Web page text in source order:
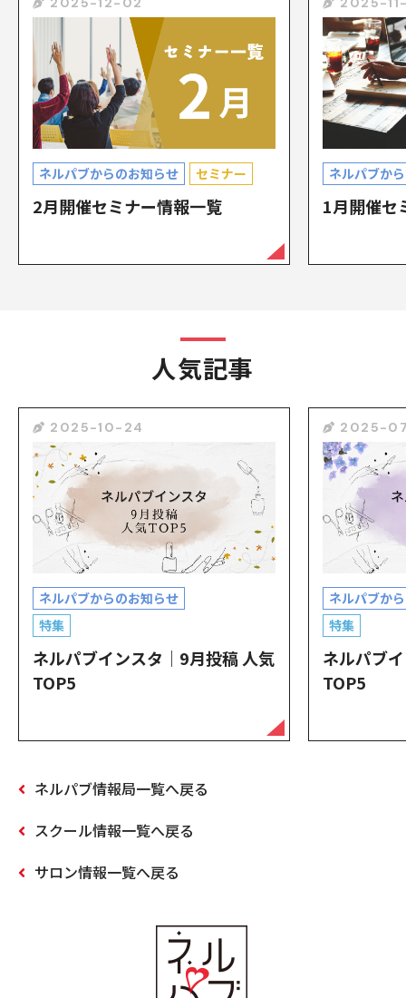
ネルパブからのお知らせ セミナー
2月開催セミナー情報一覧
ネルパブか
1月開催セ
人気記事
2025-10-24
ネルパブからのお知らせ
特集
ネルパブインスタ｜9月投稿 人気
TOP5
2025-
ネルパブか
特集
ネルパブ
TOP5
ネルパブ情報局一覧へ戻る
スクール情報一覧へ戻る
サロン情報一覧へ戻る